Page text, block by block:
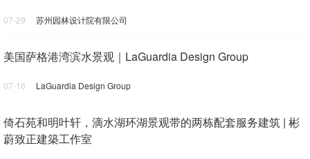
07-29 苏州园林设计院有限公司
美国萨格港湾滨水景观｜LaGuardia Design Group
07-16 LaGuardia Design Group
倚石苑和明叶轩，滴水湖环湖景观带的两栋配套服务建筑 | 彬
蔚致正建築工作室